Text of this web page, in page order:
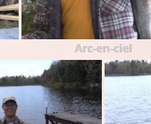
Arc-en-ciel